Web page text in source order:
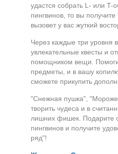
удастся собрать L- или
пингвинов, то вы
вызовет у вас жуткий
Через каждые три уровня
увлекательные квесты и
помощником вещи.
предметы, и в вашу
сможете прикупить
"Снежная пушка",
творить чудеса и в
лишних фишек. Подарите
пингвинов и получите
ряд"!